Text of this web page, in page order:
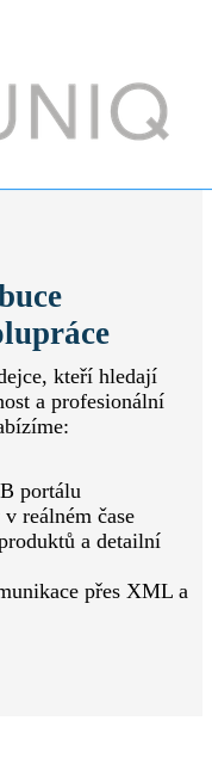
kteří hledají
a profesionální
portálu
reálném čase
a detailní
přes XML a